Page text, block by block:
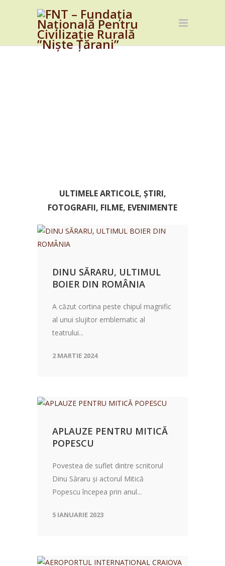
ULTIMELE ARTICOLE, ȘTIRI,
FOTOGRAFII, FILME, EVENIMENTE
DINU SĂRARU, ULTIMUL
BOIER DIN ROMÂNIA
A căzut cortina peste chipul magnific
al unui slujitor emblematic al
teatrului...
2 MARTIE 2024
APLAUZE PENTRU MITICĂ
POPESCU
Povestea de suflet dintre scriitorul
Dinu Săraru și actorul Mitică
Popescu începea prin anul...
5 IANUARIE 2023